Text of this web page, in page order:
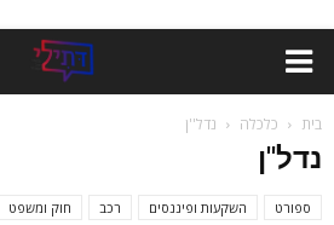
בית כלכלה נדל''ן
נדל''ן
ספורט השקעות ופיננסים רכב חוק ומשפט